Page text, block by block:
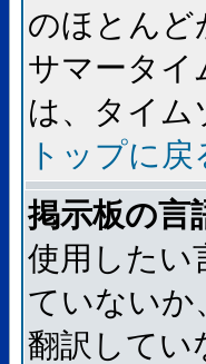
のほとんど
サマータイ
は、タイム
トップに戻
掲示板の言
使用したい
ていないか
翻訳してい